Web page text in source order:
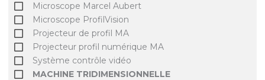
Microscope Marcel Aubert
Microscope ProfilVision
Projecteur de profil MA
Projecteur profil numérique MA
Système contrôle vidéo
MACHINE TRIDIMENSIONNELLE